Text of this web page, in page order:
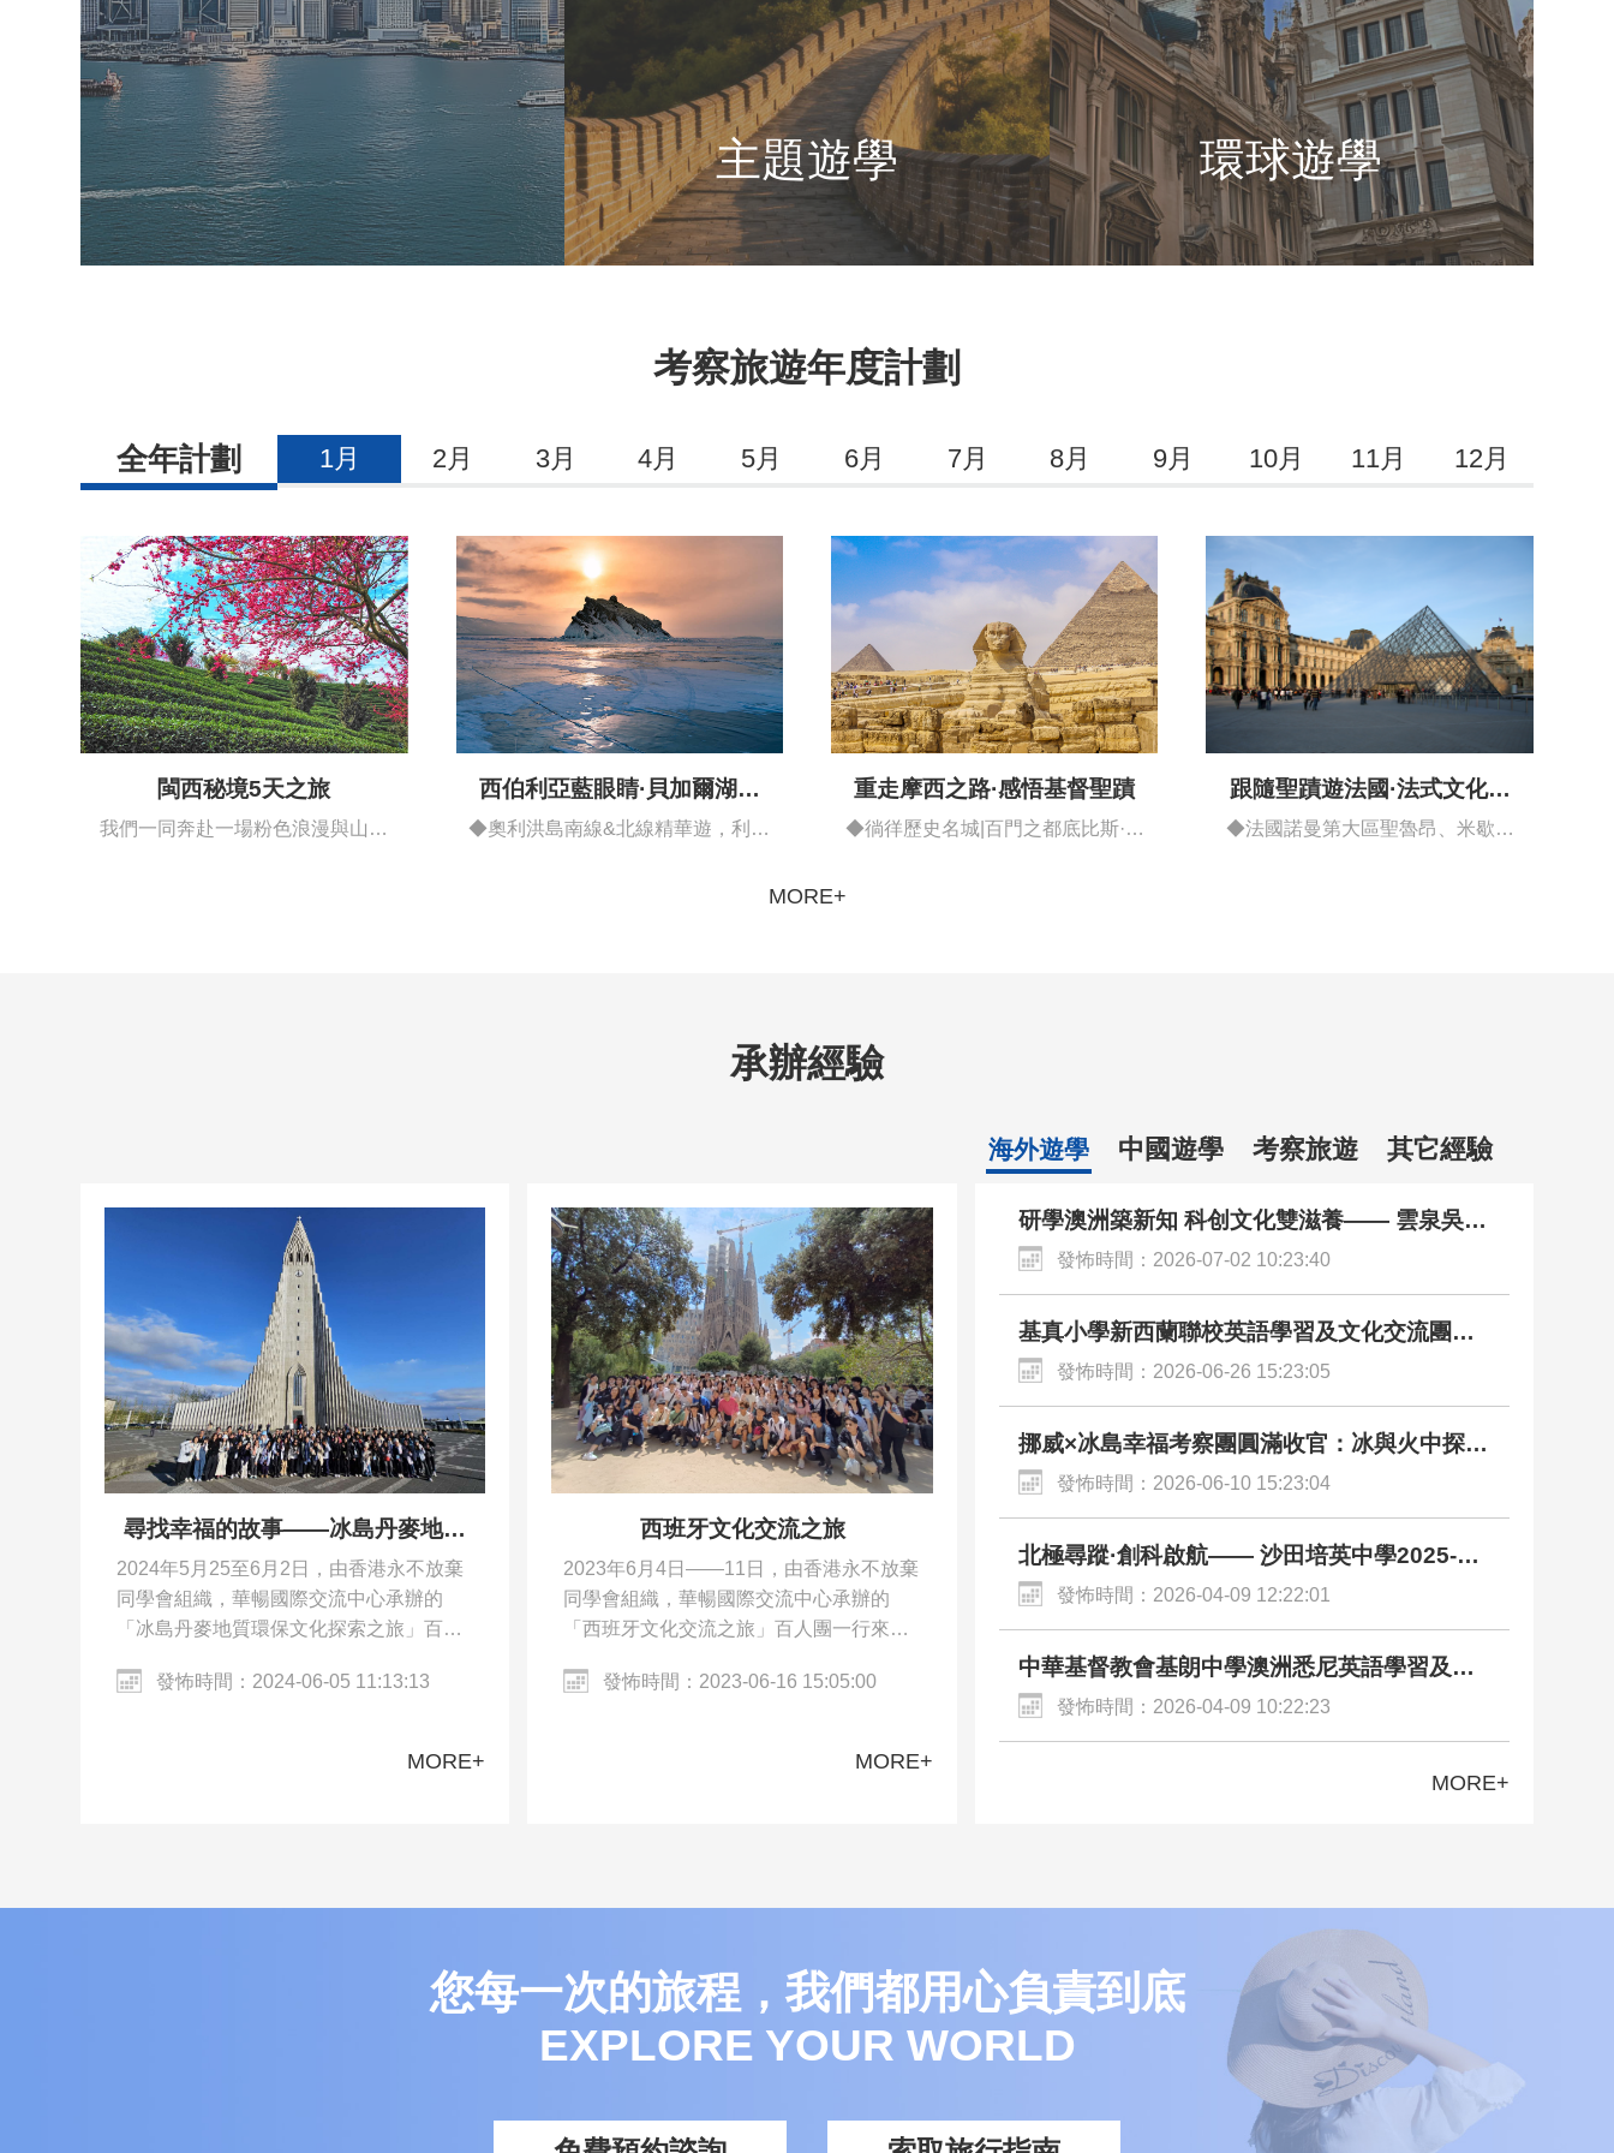
主題遊學 環球遊學
考察旅遊年度計劃
全年計劃 1月 2月 3月 4月 5月 6月 7月 8月 9月 10月 11月 12月
閩西秘境5天之旅
我們一同奔赴一場粉色浪漫與山海
西伯利亞藍眼睛·貝加爾湖異
域風情藍冰之旅
◆奧利洪島南線&北線精華遊，利斯
重走摩西之路·感悟基督聖蹟
◆徜徉歷史名城|百門之都底比斯·首
跟隨聖蹟遊法國·法式文化藝
術深度之旅
◆法國諾曼第大區聖魯昂、米歇爾
MORE+
承辦經驗
海外遊學 中國遊學 考察旅遊 其它經驗
尋找幸福的故事——冰島丹麥地質
環保文化探索之旅
2024年5月25至6月2日，由香港永不放棄
同學會組織，華暢國際交流中心承辦的
「冰島丹麥地質環保文化探索之旅」百人
本哈根。交流團參觀了哥本哈根市區、
發怖時間：2024-06-05 11:13:13
MORE+
西班牙文化交流之旅
2023年6月4日——11日，由香港永不放棄
同學會組織，華暢國際交流中心承辦的
「西班牙文化交流之旅」百人團一行來到
了巴塞罗那沙滩、聖家族大教堂、哥特區
發怖時間：2023-06-16 15:05:00
MORE+
研學澳洲築新知 科创文化雙滋養—— 雲泉吳禮
和紀念學校悉尼遊學團圓滿收官
發怖時間：2026-07-02 10:23:40
基真小學新西蘭聯校英語學習及文化交流團圓
滿收官 沉浸校園、寄宿家庭與多元文化探索 全
方位拓闊國際視野
發怖時間：2026-06-26 15:23:05
挪威×冰島幸福考察團圓滿收官：冰與火中探尋
快樂之源
發怖時間：2026-06-10 15:23:04
北極尋蹤·創科啟航—— 沙田培英中學2025-26
年度芬蘭創科文化交流團圓滿落幕
發怖時間：2026-04-09 12:22:01
中華基督教會基朗中學澳洲悉尼英語學習及文
化體驗交流團圓滿舉行
發怖時間：2026-04-09 10:22:23
MORE+
您每一次的旅程，我們都用心負責到底
EXPLORE YOUR WORLD